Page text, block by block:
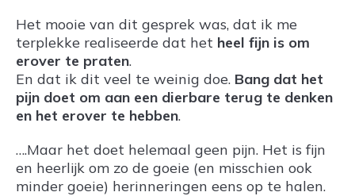
Het mooie van dit gesprek was, dat ik me
terplekke realiseerde dat het heel fijn is om
erover te praten.
En dat ik dit veel te weinig doe. Bang dat het
pijn doet om aan een dierbare terug te denken
en het erover te hebben.
….Maar het doet helemaal geen pijn. Het is fijn
en heerlijk om zo de goeie (en misschien ook
minder goeie) herinneringen eens op te halen.